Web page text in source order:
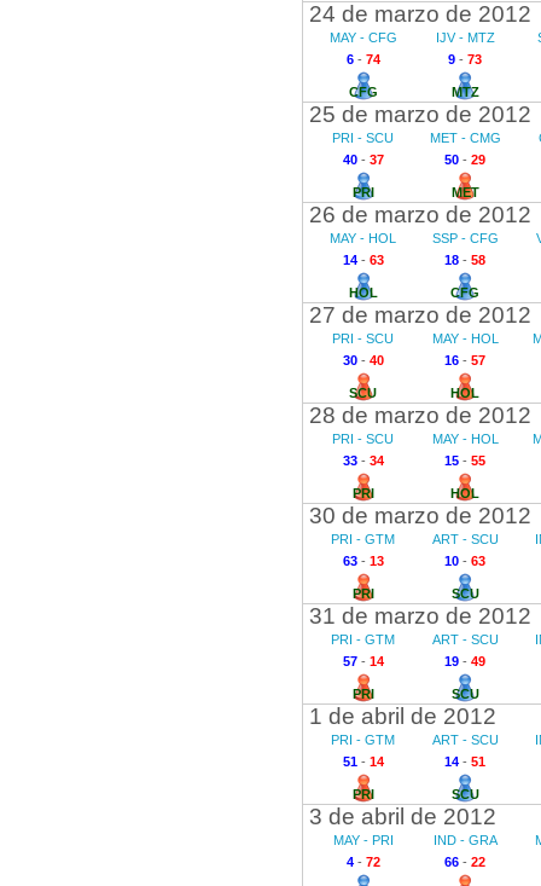
24 de marzo de 2012
MAY - CFG
6- 74
CFG
IJV - MTZ
9 - 73
MTZ
25 de marzo de 2012
PRI - SCU
40- 37
PRI
MET - CMG
50 - 29
MET
26 de marzo de 2012
MAY - HOL
14- 63
HOL
SSP - CFG
18 - 58
CFG
27 de marzo de 2012
PRI - SCU
30- 40
SCU
MAY - HOL
16 - 57
HOL
28 de marzo de 2012
PRI - SCU
33- 34
PRI
MAY - HOL
15 - 55
HOL
30 de marzo de 2012
PRI - GTM
63- 13
PRI
ART - SCU
10 - 63
SCU
31 de marzo de 2012
PRI - GTM
57- 14
PRI
ART - SCU
19 - 49
SCU
1 de abril de 2012
PRI - GTM
51- 14
PRI
ART - SCU
14 - 51
SCU
3 de abril de 2012
MAY - PRI
4- 72
IND - GRA
66 - 22